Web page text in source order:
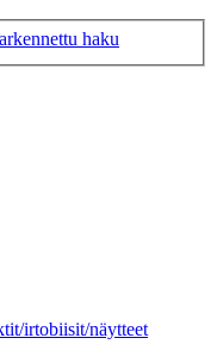
haku
irtobiisit/näytteet